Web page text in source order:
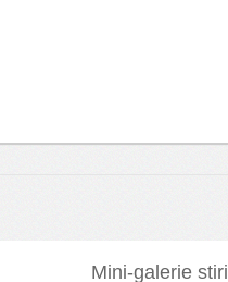
Mini-galerie stiri